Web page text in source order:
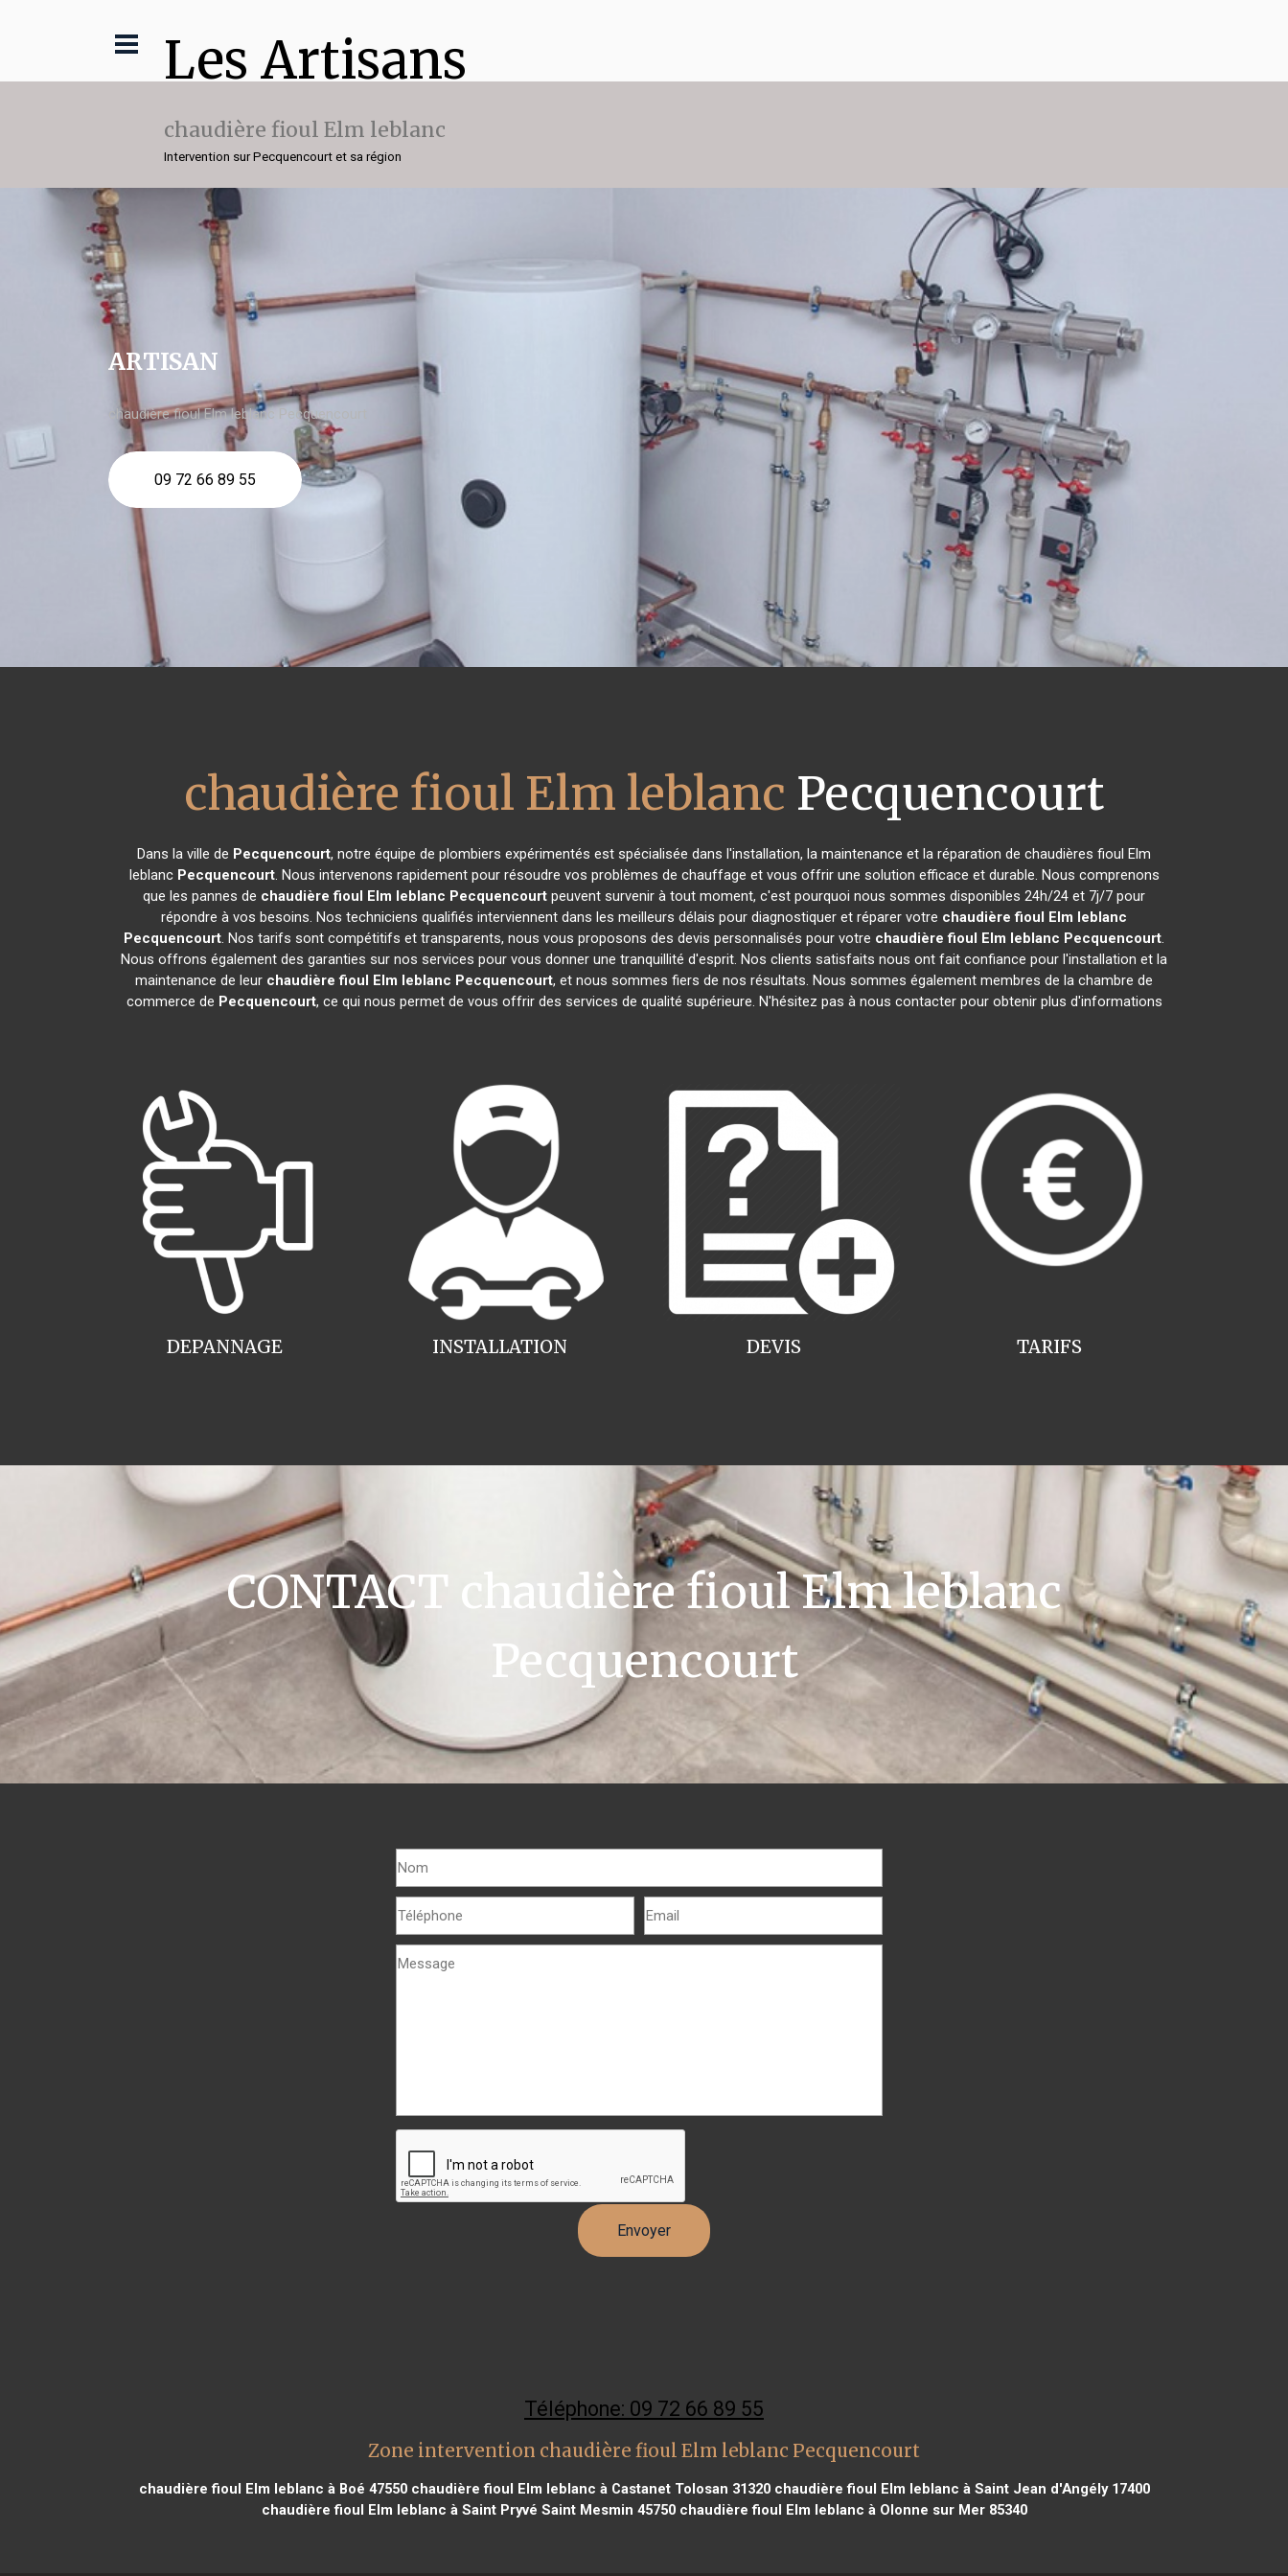
Les Artisans
chaudière fioul Elm leblanc
Intervention sur Pecquencourt et sa région
ARTISAN
chaudière fioul Elm leblanc Pecquencourt
09 72 66 89 55
chaudière fioul Elm leblanc Pecquencourt
Dans la ville de Pecquencourt, notre équipe de plombiers expérimentés est spécialisée dans l'installation, la maintenance et la réparation de chaudières fioul Elm
leblanc Pecquencourt. Nous intervenons rapidement pour résoudre vos problèmes de chauffage et vous offrir une solution efficace et durable. Nous comprenons
que les pannes de chaudière fioul Elm leblanc Pecquencourt peuvent survenir à tout moment, c'est pourquoi nous sommes disponibles 24h/24 et 7j/7 pour
répondre à vos besoins. Nos techniciens qualifiés interviennent dans les meilleurs délais pour diagnostiquer et réparer votre chaudière fioul Elm leblanc
Pecquencourt. Nos tarifs sont compétitifs et transparents, nous vous proposons des devis personnalisés pour votre chaudière fioul Elm leblanc Pecquencourt.
Nous offrons également des garanties sur nos services pour vous donner une tranquillité d'esprit. Nos clients satisfaits nous ont fait confiance pour l'installation et la
maintenance de leur chaudière fioul Elm leblanc Pecquencourt, et nous sommes fiers de nos résultats. Nous sommes également membres de la chambre de
commerce de Pecquencourt, ce qui nous permet de vous offrir des services de qualité supérieure. N'hésitez pas à nous contacter pour obtenir plus d'informations
INSTALLATION
DEPANNAGE TARIFS
DEVIS
CONTACT chaudière fioul Elm leblanc
Pecquencourt
Téléphone: 09 72 66 89 55
Zone intervention chaudière fioul Elm leblanc Pecquencourt
chaudière fioul Elm leblanc à Boé 47550chaudière fioul Elm leblanc à Castanet Tolosan 31320chaudière fioul Elm leblanc à Saint Jean d'Angély 17400
chaudière fioul Elm leblanc à Saint Pryvé Saint Mesmin 45750chaudière fioul Elm leblanc à Olonne sur Mer 85340